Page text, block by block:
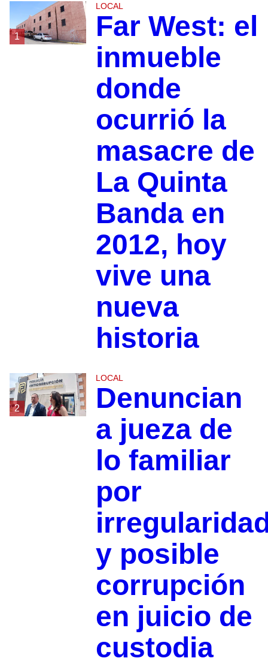
1
LOCAL
Far West: el
inmueble
donde
ocurrió la
masacre de
La Quinta
Banda en
2012, hoy
vive una
nueva
historia
2
LOCAL
Denuncian
a jueza de
lo familiar
por
y posible
corrupción
en juicio de
custodia